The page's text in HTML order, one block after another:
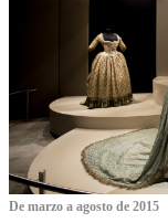
De marzo a agosto de 2015